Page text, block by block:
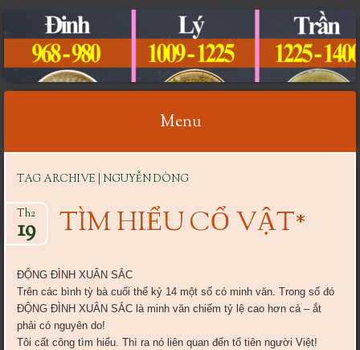
CỔ VẬT VIỆT NAM
Menu
content
TAG ARCHIVE | NGUYỄN DÒNG
TÌM HIỂU CỔ VẬT*
Th2
19
ĐỘNG ĐÌNH XUÂN SẮC
Trên các bình tỳ bà cuối thế kỷ 14 một số có minh văn. Trong số đó
ĐỘNG ĐÌNH XUÂN SẮC là minh văn chiếm tỷ lệ cao hơn cả – ắt
phải có nguyên do!
Tôi cất công tìm hiểu. Thì ra nó liên quan đến tổ tiên người Việt!